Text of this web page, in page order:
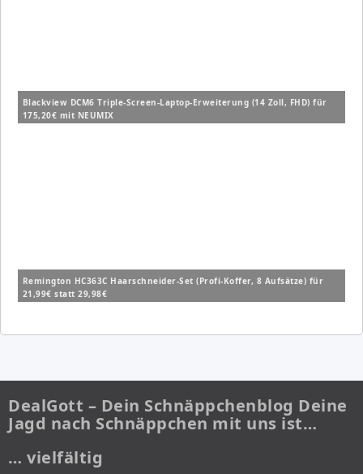
Blackview DCM6 Triple-Screen-Laptop-Erweiterung (14 Zoll, FHD) für
175,20€ mit NEUMIX
Remington HC363C Haarschneider-Set (Profi-Koffer, 8 Aufsätze) für
21,99€ statt 29,98€
DealGott – Dein Schnäppchenblog Deine
Jagd nach Schnäppchen mit uns ist…
… vielfältig